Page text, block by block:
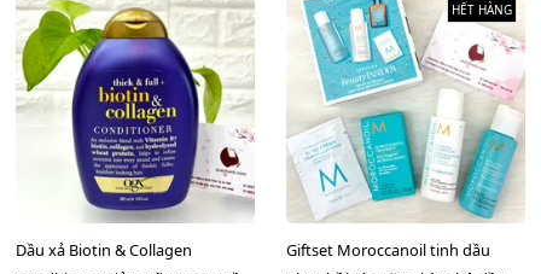
Dầu xả Biotin & Collagen
HẾT HÀNG
Giftset Moroccanoil tinh dầu